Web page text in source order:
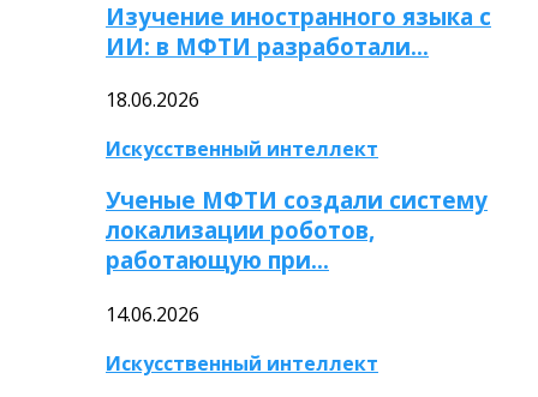
Изучение иностранного языка с
ИИ: в МФТИ разработали…
18.06.2026
Искусственный интеллект
Ученые МФТИ создали систему
локализации роботов,
работающую при…
14.06.2026
Искусственный интеллект